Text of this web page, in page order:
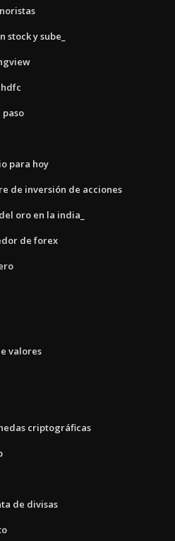
y sube_
paso
para hoy
de inversión de acciones
oro en la india_
de forex
valores
criptográficas
de divisas